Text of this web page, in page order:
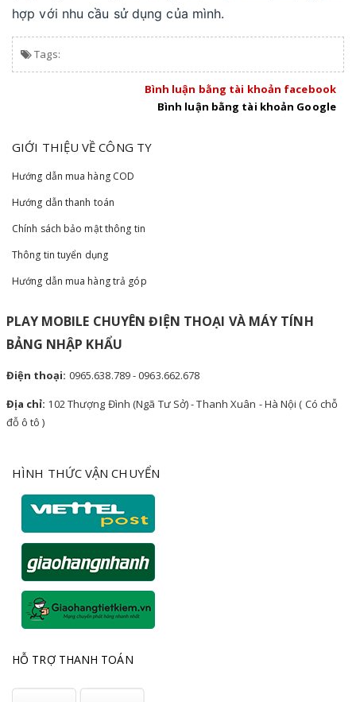
hợp với nhu cầu sử dụng của mình.
Tags:
Bình luận bằng tài khoản facebook
Bình luận bằng tài khoản Google
GIỚI THIỆU VỀ CÔNG TY
Hướng dẫn mua hàng COD
Hướng dẫn thanh toán
Chính sách bảo mật thông tin
Thông tin tuyển dụng
Hướng dẫn mua hàng trả góp
PLAY MOBILE CHUYÊN ĐIỆN THOẠI VÀ MÁY TÍNH
BẢNG NHẬP KHẨU
Điện thoại: 0965.638.789 - 0963.662.678
Địa chỉ: 102 Thượng Đình (Ngã Tư Sở) - Thanh Xuân - Hà Nội ( Có chỗ
đỗ ô tô )
HÌNH THỨC VẬN CHUYỂN
HỖ TRỢ THANH TOÁN